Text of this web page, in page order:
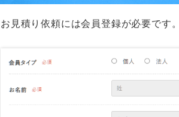
お見積り依頼には会員登録が必要です